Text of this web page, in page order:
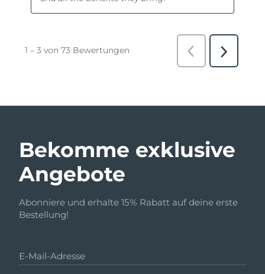
Bekomme exklusive
Angebote
Abonniere und erhalte 15% Rabatt auf deine erste
Bestellung!
E-Mail-Adresse